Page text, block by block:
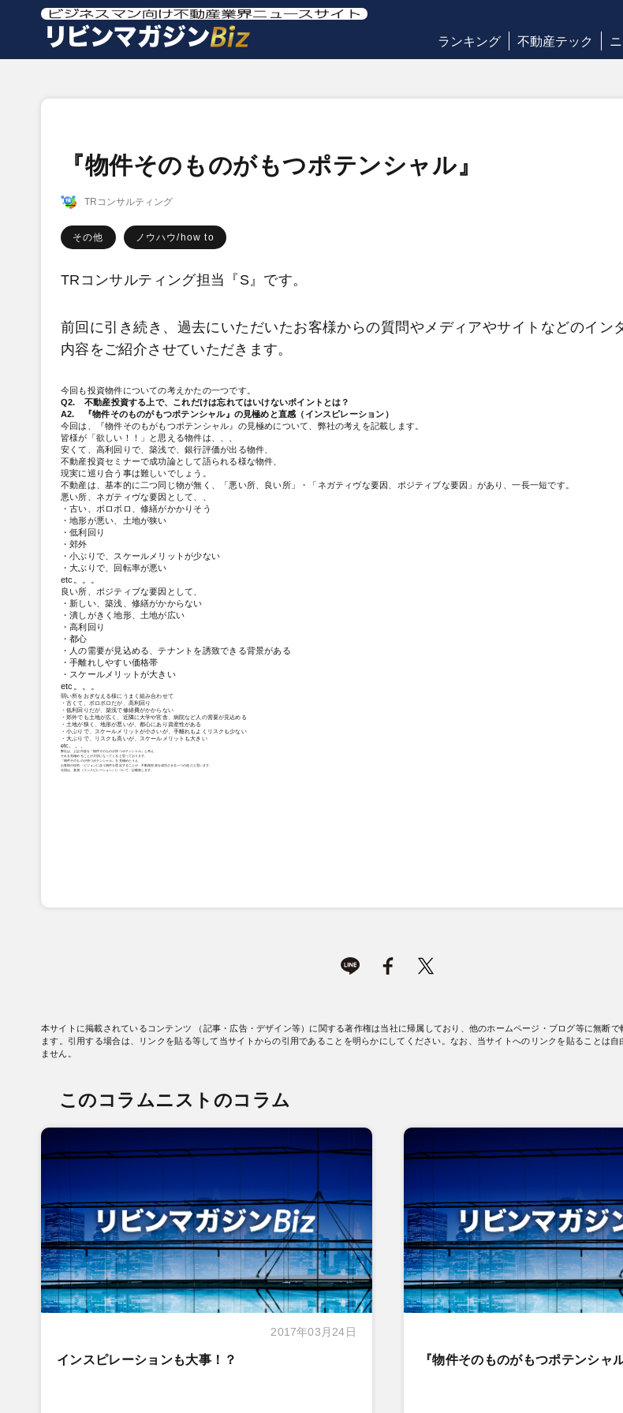
ランキング 不動産テック
『物件そのものがもつポテンシャル』
TRコンサルティング
その他 ノウハウ/how to
TRコンサルティング担当『S』です。
前回に引き続き、過去にいただいたお客様からの質問やメディアやサイトなどのイン
内容をご紹介させていただきます。
今回も投資物件についての考えかたの一つです。
Q2. 不動産投資する上で、これだけは忘れてはいけないポイントとは？
A2. 『物件そのものがもつポテンシャル』の見極めと直感（インスピレーション）
今回は、『物件そのもがもつポテンシャル』の見極めについて、弊社の考えを記載します。
皆様が「欲しい！！」と思える物件は、、、
安くて、高利回りで、築浅で、銀行評価が出る物件、
不動産投資セミナーで成功論として語られる様な物件、
現実に巡り合う事は難しいでしょう。
不動産は、基本的に二つ同じ物が無く、「悪い所、良い所」・「ネガティヴな要因、ポジティブな要因」があり、一長一短です。
悪い所、ネガティヴな要因として、、
・古い、ボロボロ、修繕がかかりそう
・地形が悪い、土地が狭い
・低利回り
・郊外
・小ぶりで、スケールメリットが少ない
・大ぶりで、回転率が悪い
etc。。。
良い所、ポジティブな要因として、
・新しい、築浅、修繕がかからない
・潰しがきく地形、土地が広い
・高利回り
・都心
・人の需要が見込める、テナントを誘致できる背景がある
・手離れしやすい価格帯
・スケールメリットが大きい
etc。。。
弱い所をおぎなえる様にうまく組み合わせて
・古くて、ボロボロだが、高利回り
・低利回りだが、築浅で修繕費がかからない
・郊外でも土地が広く、近隣に大学や官舎、病院など人の需要が見込める
・土地が狭く、地形が悪いが、都心にあり資産性がある
・小ぶりで、スケールメリットが小さいが、手離れもよくリスクも少ない
・大ぶりで、リスクも高いが、スケールメリットも大きい
etc。。。
弊社は、上記内容を『物件そのものが持つポテンシャル』と考え、
それを見極めることが大切になってくると思っております。
『物件そのものが持つポテンシャル』を見極めたうえ、
お客様の目的・ビジョンに合う物件を選定することが、不動産投資を成功させる一つの道だと思います。
次回は、直感（インスピレーション）について、記載致します。
本サイトに掲載されているコンテンツ （記事・広告・デザイン等）に関する著作権は当社に帰属しており、他のホームページ・ブログ等に無断で
ます。引用する場合は、リンクを貼る等して当サイトからの引用であることを明らかにしてください。なお、当サイトへのリンクを貼ることは自
ません。
このコラムニストのコラム
2017年03月24日
インスピレーションも大事！？ 『物件そのものがもつポテンシャル